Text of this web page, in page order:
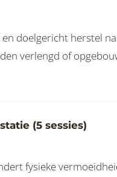
doelgericht herstel
verlengd of
(5 sessies)
fysieke